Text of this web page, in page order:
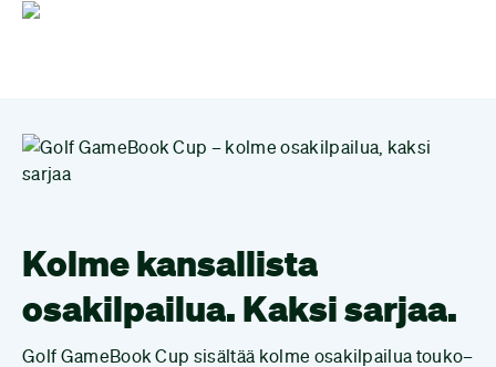
Kolme kansallista
osakilpailua. Kaksi sarjaa.
Golf GameBook Cup sisältää kolme osakilpailua touko–